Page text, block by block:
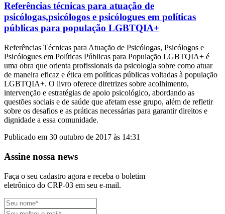
Referências técnicas para atuação de
psicólogas,psicólogos e psicólogues em políticas
públicas para população LGBTQIA+
Referências Técnicas para Atuação de Psicólogas, Psicólogos e
Psicólogues em Políticas Públicas para População LGBTQIA+ é
uma obra que orienta profissionais da psicologia sobre como atuar
de maneira eficaz e ética em políticas públicas voltadas à população
LGBTQIA+. O livro oferece diretrizes sobre acolhimento,
intervenção e estratégias de apoio psicológico, abordando as
questões sociais e de saúde que afetam esse grupo, além de refletir
sobre os desafios e as práticas necessárias para garantir direitos e
dignidade a essa comunidade.
Publicado em 30 outubro de 2017 às 14:31
Assine nossa news
Faça o seu cadastro agora e receba o boletim
eletrônico do CRP-03 em seu e-mail.